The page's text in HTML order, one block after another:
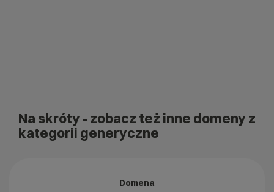
Na skróty - zobacz też inne domeny z
kategorii generyczne
Domena